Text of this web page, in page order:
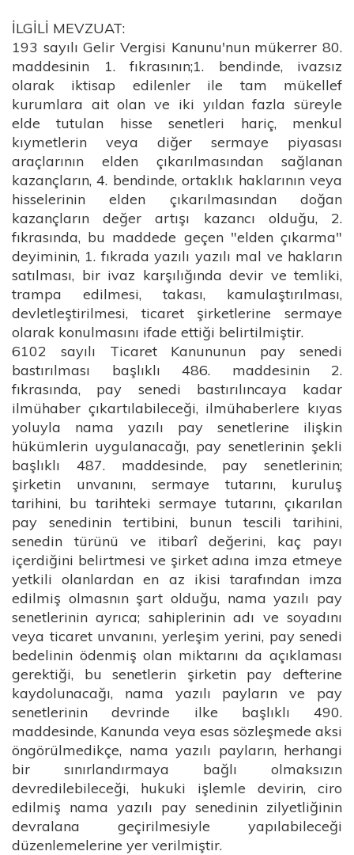
İLGİLİ MEVZUAT:
193 sayılı Gelir Vergisi Kanunu'nun mükerrer 80.
maddesinin 1. fıkrasının;1. bendinde, ivazsız
olarak iktisap edilenler ile tam mükellef
kurumlara ait olan ve iki yıldan fazla süreyle
elde tutulan hisse senetleri hariç, menkul
kıymetlerin veya diğer sermaye piyasası
araçlarının elden çıkarılmasından sağlanan
kazançların, 4. bendinde, ortaklık haklarının veya
hisselerinin elden çıkarılmasından doğan
kazançların değer artışı kazancı olduğu, 2.
fıkrasında, bu maddede geçen "elden çıkarma"
deyiminin, 1. fıkrada yazılı yazılı mal ve hakların
satılması, bir ivaz karşılığında devir ve temliki,
trampa edilmesi, takası, kamulaştırılması,
devletleştirilmesi, ticaret şirketlerine sermaye
olarak konulmasını ifade ettiği belirtilmiştir.
6102 sayılı Ticaret Kanununun pay senedi
bastırılması başlıklı 486. maddesinin 2.
fıkrasında, pay senedi bastırılıncaya kadar
ilmühaber çıkartılabileceği, ilmühaberlere kıyas
yoluyla nama yazılı pay senetlerine ilişkin
hükümlerin uygulanacağı, pay senetlerinin şekli
başlıklı 487. maddesinde, pay senetlerinin;
şirketin unvanını, sermaye tutarını, kuruluş
tarihini, bu tarihteki sermaye tutarını, çıkarılan
pay senedinin tertibini, bunun tescili tarihini,
senedin türünü ve itibarî değerini, kaç payı
içerdiğini belirtmesi ve şirket adına imza etmeye
yetkili olanlardan en az ikisi tarafından imza
edilmiş olmasnın şart olduğu, nama yazılı pay
senetlerinin ayrıca; sahiplerinin adı ve soyadını
veya ticaret unvanını, yerleşim yerini, pay senedi
bedelinin ödenmiş olan miktarını da açıklaması
gerektiği, bu senetlerin şirketin pay defterine
kaydolunacağı, nama yazılı payların ve pay
senetlerinin devrinde ilke başlıklı 490.
maddesinde, Kanunda veya esas sözleşmede aksi
öngörülmedikçe, nama yazılı payların, herhangi
bir sınırlandırmaya bağlı olmaksızın
devredilebileceği, hukuki işlemle devirin, ciro
edilmiş nama yazılı pay senedinin zilyetliğinin
devralana geçirilmesiyle yapılabileceği
düzenlemelerine yer verilmiştir.